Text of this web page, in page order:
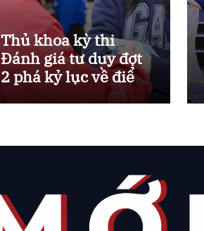
Thủ khoa kỳ thi
Đánh giá tư duy đợt
2 phá kỷ lục về điểm